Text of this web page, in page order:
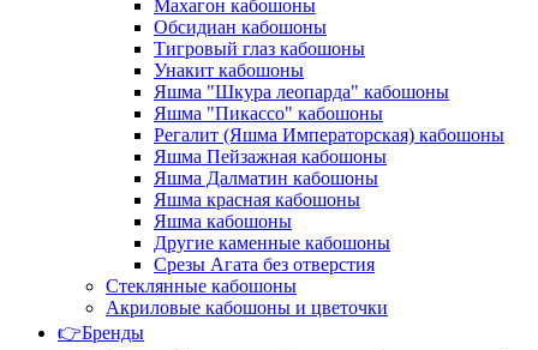
Махагон кабошоны
Обсидиан кабошоны
Тигровый глаз кабошоны
Унакит кабошоны
Яшма "Шкура леопарда" кабошоны
Яшма "Пикассо" кабошоны
Регалит (Яшма Императорская) кабошоны
Яшма Пейзажная кабошоны
Яшма Далматин кабошоны
Яшма красная кабошоны
Яшма кабошоны
Другие каменные кабошоны
Срезы Агата без отверстия
Стеклянные кабошоны
Акриловые кабошоны и цветочки
👉Бренды